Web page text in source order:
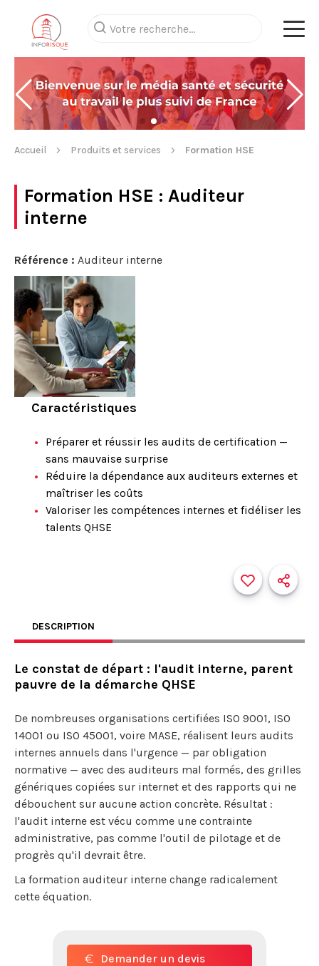
Accueil Produits et services Formation HSE
Formation HSE : Auditeur
interne
Référence : Auditeur interne
Caractéristiques
Préparer et réussir les audits de certification —
sans mauvaise surprise
Réduire la dépendance aux auditeurs externes et
maîtriser les coûts
Valoriser les compétences internes et fidéliser les
talents QHSE
DESCRIPTION
Le constat de départ : l'audit interne, parent
pauvre de la démarche QHSE
De nombreuses organisations certifiées ISO 9001, ISO
14001 ou ISO 45001, voire MASE, réalisent leurs audits
internes annuels dans l'urgence — par obligation
normative — avec des auditeurs mal formés, des grilles
génériques copiées sur internet et des rapports qui ne
débouchent sur aucune action concrète. Résultat :
l'audit interne est vécu comme une contrainte
administrative, pas comme l'outil de pilotage et de
progrès qu'il devrait être.
La formation auditeur interne change radicalement
cette équation.
Demander un devis